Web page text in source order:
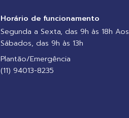
Horário de funcionamento
Segunda a Sexta, das 9h às 18h Aos
Sábados, das 9h às 13h
Plantão/Emergência
(11) 94013-8235